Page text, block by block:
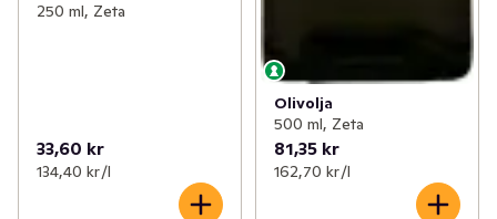
250 ml, Zeta
33,60 kr
134,40 kr /l
Olivolja
500 ml, Zeta
81,35 kr
162,70 kr /l